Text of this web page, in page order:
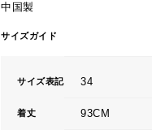
中国製
サイズガイド
サイズ表記 34
着丈 93CM